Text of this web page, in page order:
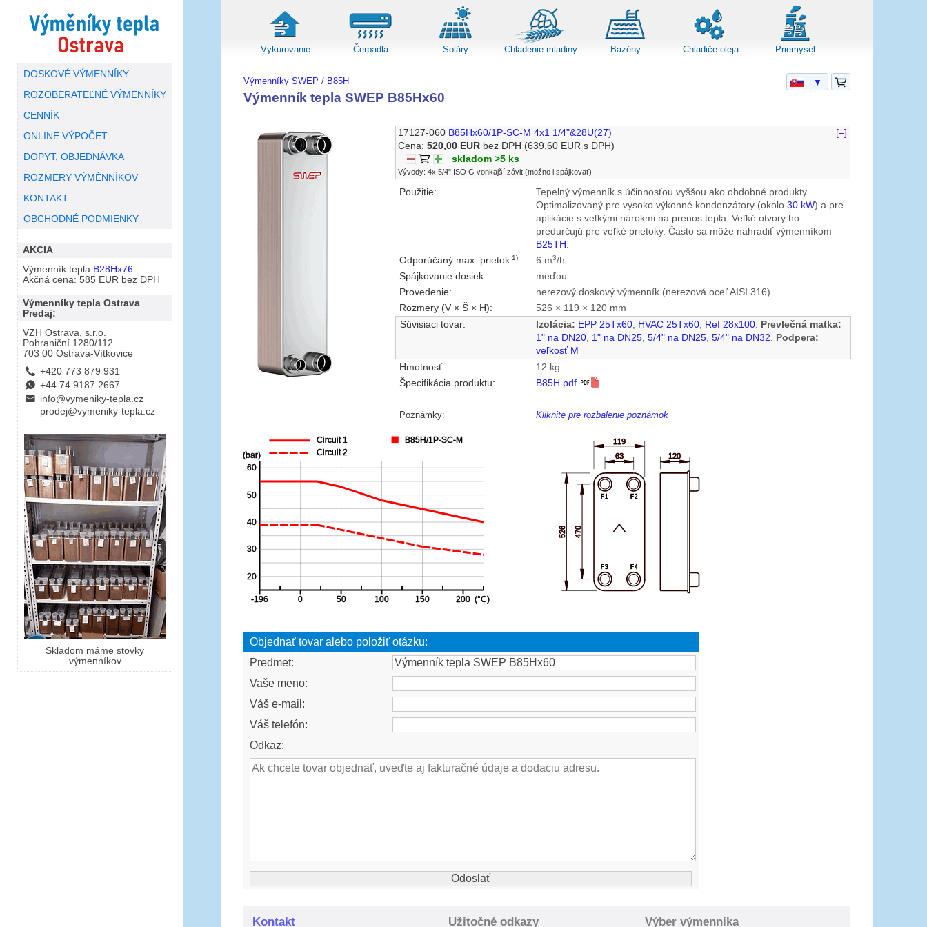
DOSKOVÉ VÝMENNÍKY
ROZOBERATEĽNÉ VÝMENNÍKY
CENNÍK
ONLINE VÝPOČET
DOPYT, OBJEDNÁVKA
ROZMERY VÝMĚNNÍKOV
KONTAKT
OBCHODNÉ PODMIENKY
AKCIA
Výmenník tepla B28Hx76
Akčná cena: 585 EUR bez DPH
Výmenníky tepla Ostrava
Predaj:
VZH Ostrava, s.r.o.
Pohraniční 1280/112
703 00 Ostrava-Vítkovice
L +420 773 879 931
E +44 74 9187 2667
B info@vymeniky-tepla.cz
prodej@vymeniky-tepla.cz
Skladom máme stovky
výmenníkov
Vykurovanie Čerpadlá Soláry Chladenie mladiny Bazény Chladiče oleja Priemysel
Výmenníky SWEP / B85H
Výmenník tepla SWEP B85Hx60
17127-060 B85Hx60/1P-SC-M 4x1 1/4"&28U(27)
[–]
Cena: 520,00 EURbez DPH (639,60 EUR s DPH)
skladom >5 ks
Vývody: 4x 5/4" ISO G vonkajší závit (možno i spájkovať)
Použitie:
Tepelný výmenník s účinnosťou vyššou ako obdobné produkty.
Optimalizovaný pre vysoko výkonné kondenzátory (okolo30 kW) a pre
aplikácie s veľkými nárokmi na prenos tepla. Veľké otvory ho
predurčujú pre veľké prietoky. Často sa môže nahradiť výmenníkom
B25TH
Odporúčaný max. prietok 1): 6 m3/h
Spájkovanie dosiek:
meďou
Provedenie:
nerezový doskový výmenník (nerezová oceľ AISI 316)
Rozmery (V × Š × H):
526 × 119 × 120 mm
Súvisiaci tovar:
Izolácia: EPP 25Tx60 HVAC 25Tx60 Ref 28x100 Prevlečná matka:
1" na DN20 1" na DN25 ,5/4" na DN25 ,5/4" na DN32
Podpera:
veľkosť M
Hmotnosť:
12 kg
Špecifikácia produktu:
B85H.pdf
Poznámky: Kliknite pre rozbalenie poznámok
Objednať tovar alebo položiť otázku:
Predmet:
Vaše meno:
Váš e-mail:
Váš telefón:
Odkaz:
▼
Kontakt Užitočné odkazy Výber výmenníka